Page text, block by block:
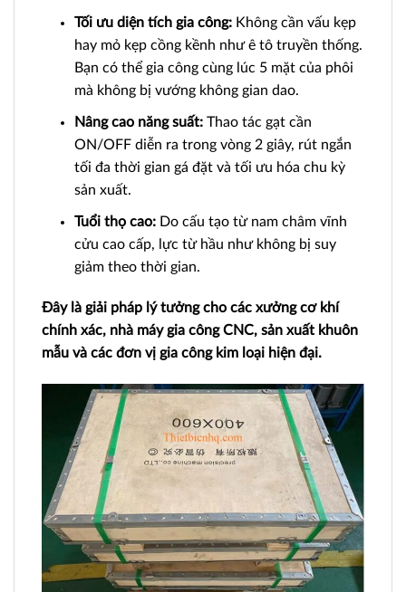
Tối ưu diện tích gia công:Không cần vấu kẹp
hay mỏ kẹp cồng kềnh như ê tô truyền thống.
Bạn có thể gia công cùng lúc 5 mặt của phôi
mà không bị vướng không gian dao.
Nâng cao năng suất:Thao tác gạt cần
ON/OFF diễn ra trong vòng 2 giây, rút ngắn
tối đa thời gian gá đặt và tối ưu hóa chu kỳ
sản xuất.
Tuổi thọ cao:Do cấu tạo từ nam châm vĩnh
cửu cao cấp, lực từ hầu như không bị suy
giảm theo thời gian.
Đây là giải pháp lý tưởng cho các xưởng cơ khí
chính xác, nhà máy gia công CNC, sản xuất khuôn
mẫu và các đơn vị gia công kim loại hiện đại.